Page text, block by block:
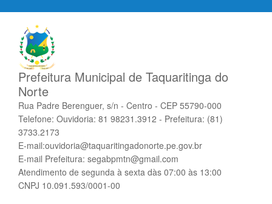
Prefeitura Municipal de Taquaritinga do
Norte
Rua Padre Berenguer, s/n - Centro - CEP 55790-000
Telefone: Ouvidoria: 81 98231.3912 - Prefeitura: (81)
3733.2173
E-mail:ouvidoria@taquaritingadonorte.pe.gov.br
E-mail Prefeitura: segabpmtn@gmail.com
Atendimento de segunda à sexta dàs 07:00 às 13:00
CNPJ 10.091.593/0001-00